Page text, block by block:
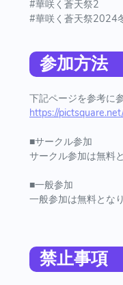
#華咲く蒼天祭2
#華咲く蒼天祭2024
参加方法
下記ページを参考に
https://
■サークル参加
サークル参加は無料
■一般参加
一般参加は無料とな
禁止事項